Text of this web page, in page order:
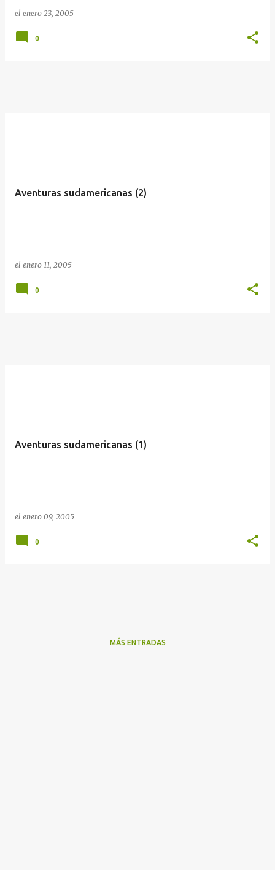
el enero 23, 2005
0
Aventuras sudamericanas (2)
el enero 11, 2005
0
Aventuras sudamericanas (1)
el enero 09, 2005
0
MÁS ENTRADAS